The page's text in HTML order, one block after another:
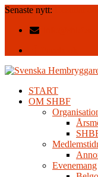
Senaste nytt:
START
OM SHBF
Evenemang